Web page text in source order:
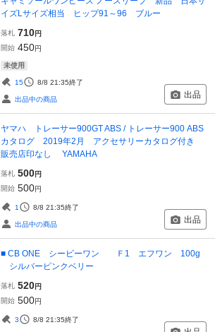
イズLサイズ相当 ヒップ91～96 ブルー
落札 710円
開始 450円
未使用
15 8/8 21:35終了
出品中の商品 出品
ヤマハ トレーサー900GT ABS / トレーサー900 ABS
カタログ 2019年2月 アクセサリーカタログ付き
販売店印なし YAMAHA
落札 500円
開始 500円
1 8/8 21:35終了
出品中の商品 出品
■ CB ONE シービーワン Ｆ1 エフワン 100g
シルバーピンクベリー
落札 520円
開始 500円
3 8/8 21:35終了